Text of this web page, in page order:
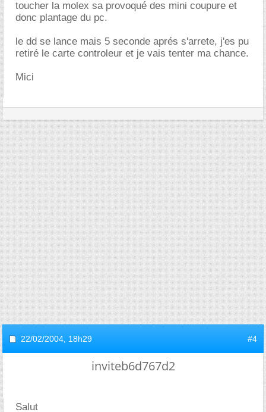
toucher la molex sa provoqué des mini coupure et
donc plantage du pc.
le dd se lance mais 5 seconde aprés s'arrete, j'es pu
retiré le carte controleur et je vais tenter ma chance.
Mici
22/02/2004, 18h29 #4
inviteb6d767d2
Salut